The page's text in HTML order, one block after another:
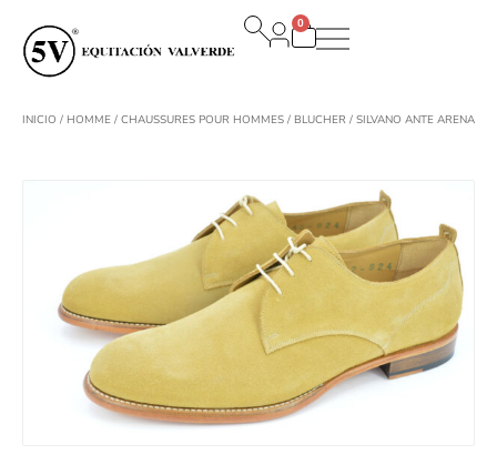
contenu
0
Panier
INICIO / HOMME / CHAUSSURES POUR HOMMES / BLUCHER / SILVANO ANTE ARENA